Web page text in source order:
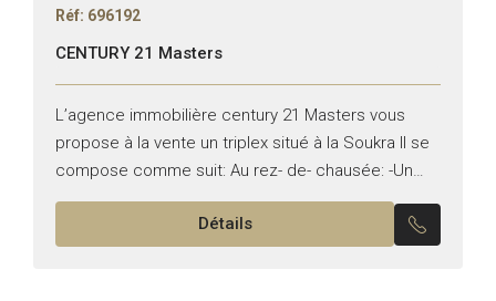
Réf: 696192
CENTURY 21 Masters
L’agence immobilière century 21 Masters vous
propose à la vente un triplex situé à la Soukra Il se
compose comme suit: Au rez- de- chausée: -Un
salon. -Une suite. -Une cuisine équipée....
Détails